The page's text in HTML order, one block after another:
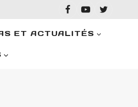
ET ACTUALITÉS